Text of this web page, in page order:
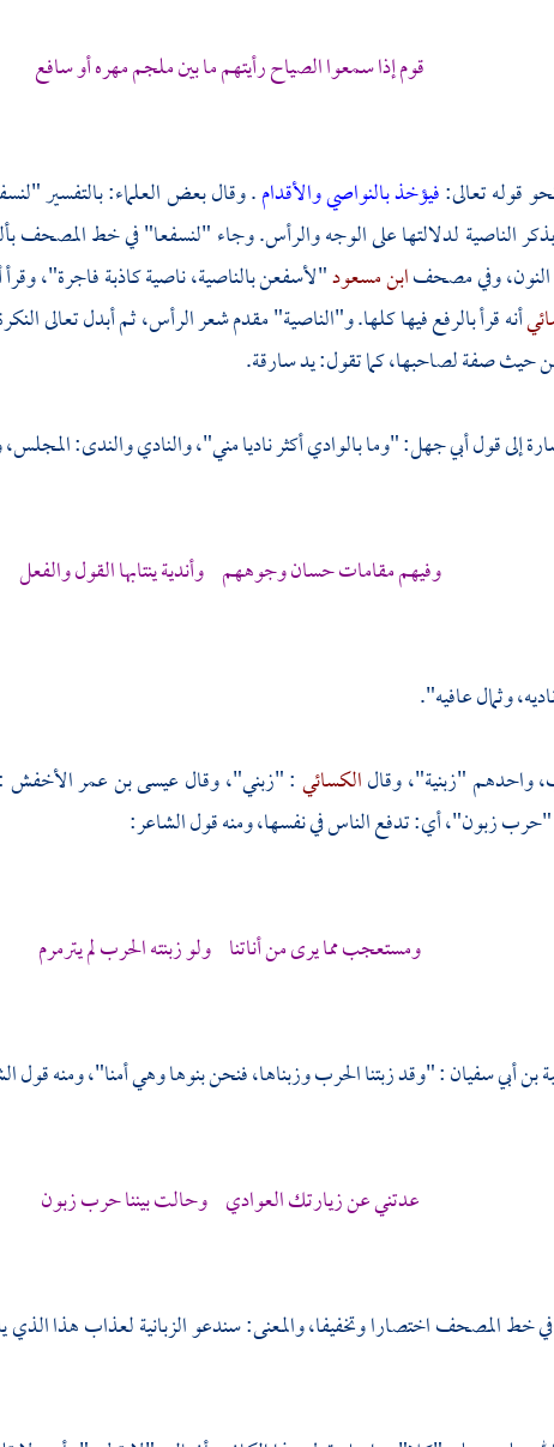
قوم إذا سمعوا الصياح رأيتهم ما بين ملجم مهره أو سافع
قوله تعالى:فيؤخذ بالنواصي والأقدام. وقال بعض العلماء: بالتفسير
بذكر الناصية لدلالتها على الوجه والرأس. وجاء "لنسفعا" في خط المصحف
وفي مصحفابن مسعود"لأسفعن بالناصية، ناصية كاذبة فاجرة"، وقرأ
أنه قرأ بالرفع فيها كلها. و"الناصية" مقدم شعر الرأس، ثم أبدل تعالى
حيث صفة لصاحبها، كما تقول: يد سارقة.
إلى قولأبي جهل:"وما بالوادي أكثر ناديا مني"، والنادي والندى:
وفيهم مقامات حسان وجوههم وأندية ينتابها القول والفعل
وثمال عافيه".
واحدهم "زبنية"، وقالالكسائي: "زبني"، وقالعيسى بن عمر الأخفش
"حرب زبون"، أي: تدفع الناس في نفسها، ومنه قول الشاعر:
ومستعجب مما يرى من أناتنا ولو زبنته الحرب لم يترمرم
بن أبي سفيان: "وقد زبتنا الحرب وزبناها، فنحن بنوها وهي أمنا"، ومنه قول
عدتني عن زيارتك العوادي وحالت بيننا حرب زبون
المصحف اختصارا وتخفيفا، والمعنى: سندعو الزبانية لعذاب هذا الذي